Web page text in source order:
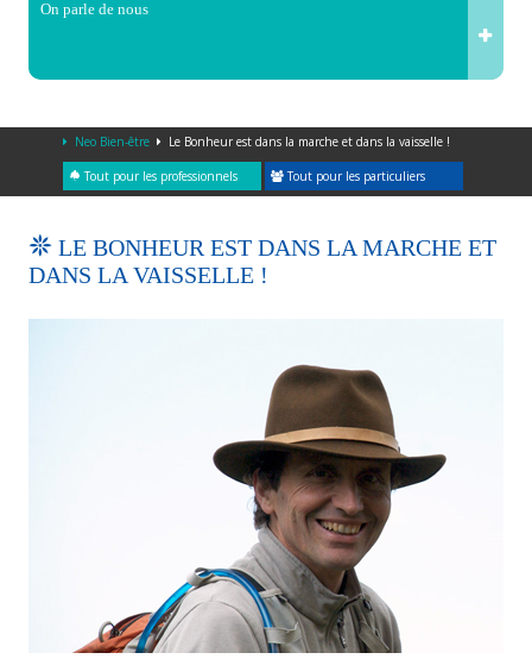
On parle de nous
Neo Bien-être Le Bonheur est dans la marche et dans la vaisselle !
Tout pour les professionnels Tout pour les particuliers
LE BONHEUR EST DANS LA MARCHE ET
DANS LA VAISSELLE !